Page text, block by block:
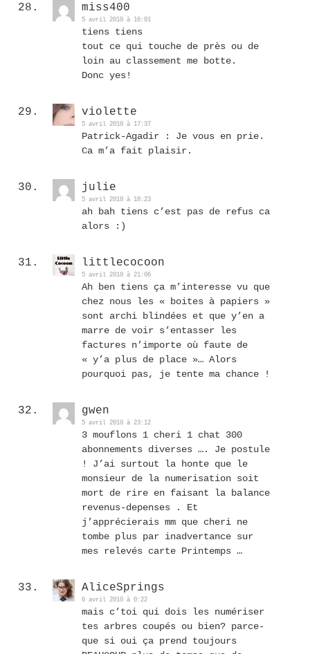
miss400
5 avril 2010 à 16:01
tiens tiens
tout ce qui touche de près ou de
loin au classement me botte.
Donc yes!
violette
5 avril 2010 à 17:37
Patrick-Agadir : Je vous en prie.
Ca m’a fait plaisir.
julie
5 avril 2010 à 18:23
ah bah tiens c’est pas de refus ca
alors :)
littlecocoon
5 avril 2010 à 21:06
Ah ben tiens ça m’interesse vu que
chez nous les « boites à papiers »
sont archi blindées et que y’en a
marre de voir s’entasser les
factures n’importe où faute de
« y’a plus de place »… Alors
pourquoi pas, je tente ma chance !
gwen
5 avril 2010 à 23:12
3 mouflons 1 cheri 1 chat 300
abonnements diverses …. Je postule
! J’ai surtout la honte que le
monsieur de la numerisation soit
mort de rire en faisant la balance
revenus-depenses . Et
j’apprécierais mm que cheri ne
tombe plus par inadvertance sur
mes relevés carte Printemps …
AliceSprings
6 avril 2010 à 0:22
mais c’toi qui dois les numériser
tes arbres coupés ou bien? parce-
que si oui ça prend toujours